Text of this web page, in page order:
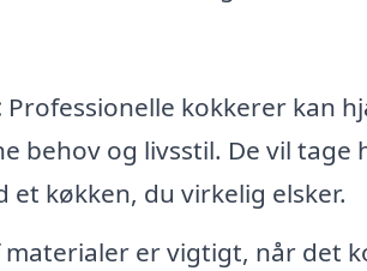
Professionelle kokkerer kan
behov og livsstil. De vil
køkken, du virkelig elsker.
materialer er vigtigt, når det